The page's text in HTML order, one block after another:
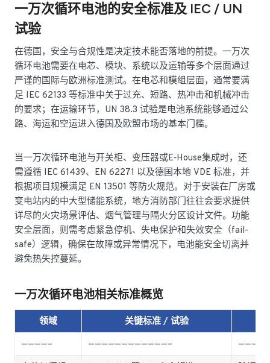
一万次循环电池的安全标准及 IEC / UN
试验
在德国，安全与合规性是决定技术能否落地的前提。一万次
循环电池需要在电芯、模块、系统以及运输等多个层面通过
严谨的国际与欧洲标准测试。在电芯和模组层面，通常要满
足 IEC 62133 等标准中关于过充、短路、热冲击和机械冲击
的要求；在运输环节，UN 38.3 试验是电池系统能够通过公
路、海运和空运进入德国及欧盟市场的基本门槛。
当一万次循环电池与开关柜、变压器或E‑House集成时，还
需遵循 IEC 61439、EN 62271 以及德国本地 VDE 标准，并
根据项目规模满足 EN 13501 等防火规范。对于安装在厂房或
变电站内的中大型储能系统，地方消防部门往往会要求提供
详尽的火灾场景评估、烟气管理与隔火分区设计文件。功能
安全层面，则需考虑紧急停机、失电保护和失效安全（fail-
safe）逻辑，确保在故障或异常情况下，电池能安全切离并
避免热失控蔓延。
一万次循环电池相关标准概览
领域
关键标准 / 试验
————–
————————————–